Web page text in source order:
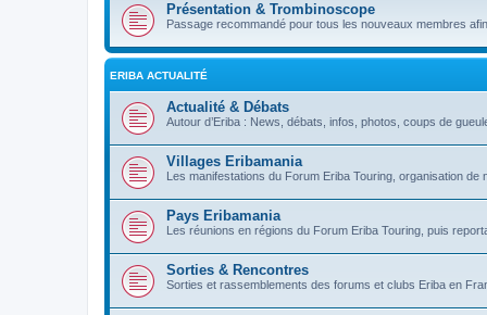
Présentation & Trombinoscope
Passage recommandé pour tous les nouveaux membres
ERIBA ACTUALITÉ
Actualité & Débats
Autour d’Eriba : News, débats, infos, photos, coups de
Villages Eribamania
Les manifestations du Forum Eriba Touring, organisation
Pays Eribamania
Les réunions en régions du Forum Eriba Touring, puis
Sorties & Rencontres
Sorties et rassemblements des forums et clubs Eriba en